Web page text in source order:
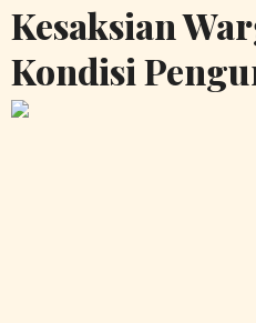
Kesaksian
Kondisi